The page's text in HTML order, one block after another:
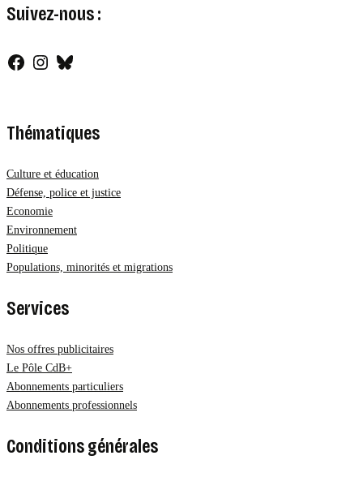
Suivez-nous :
Facebook
Instagram
Bluesky
Thématiques
Culture et éducation
Défense, police et justice
Economie
Environnement
Politique
Populations, minorités et migrations
Services
Nos offres publicitaires
Le Pôle CdB+
Abonnements particuliers
Abonnements professionnels
Conditions générales